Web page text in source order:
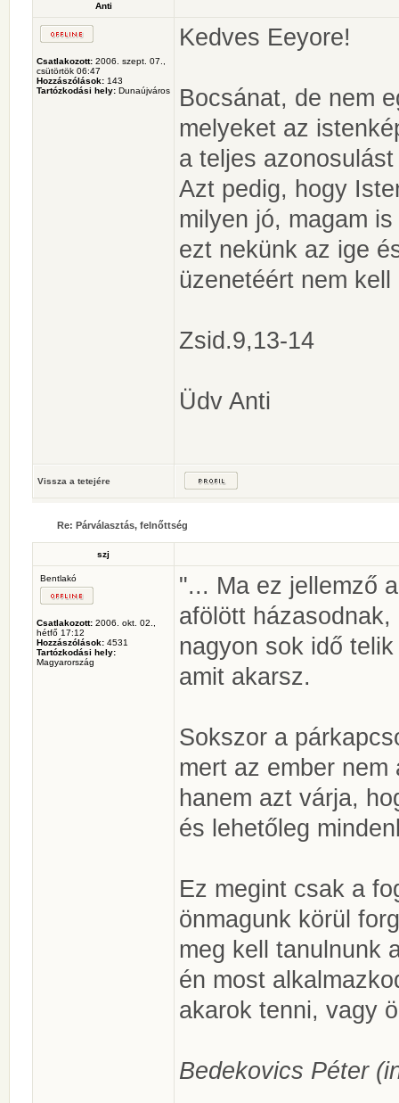
Anti
Csatlakozott: 2006. szept. 07.,
csütörtök 06:47
Hozzászólások: 143
Tartózkodási hely: Dunaújváros
Kedves Eeyore!
Bocsánat, de nem
melyeket az
a teljes
Azt pedig, hogy
milyen jó, magam
ezt nekünk az ige
üzenetéért nem
Zsid.9,13-14
Üdv Anti
Vissza a tetejére
Re: Párválasztás, felnőttség
szj
Bentlakó
Csatlakozott: 2006. okt. 02.,
hétfő 17:12
Hozzászólások: 4531
Tartózkodási hely:
Magyarország
"... Ma ez jellemző
afölött
nagyon sok idő
amit akarsz.
Sokszor a
mert az ember
hanem azt várja,
és lehetőleg
Ez megint csak a
önmagunk körül
meg kell tanulnunk
én most
akarok tenni, vagy
Bedekovics Péter